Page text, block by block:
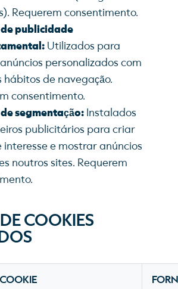
Requerem consentimento.
publicidade
Utilizados para
personalizados com
hábitos de navegação.
consentimento.
segmentação: Instalados
publicitários para criar
interesse e mostrar anúncios
noutros sites. Requerem
COOKIES